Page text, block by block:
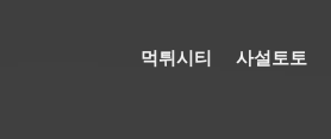
먹튀시티 사설토토